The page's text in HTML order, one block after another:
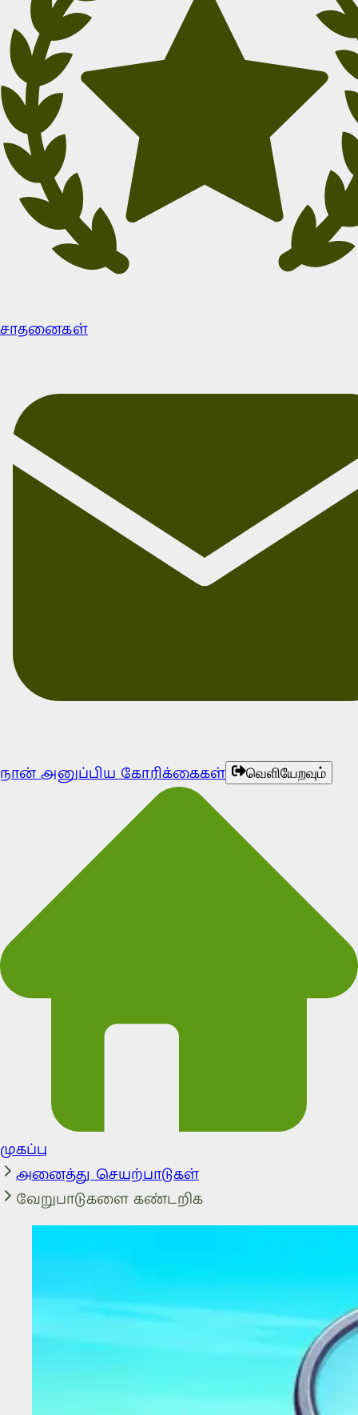
சாதனைகள்
நான் அனுப்பிய கோரிக்கைகள் வெளியேறவும்
முகப்பு
அனைத்து செயற்பாடுகள்
வேறுபாடுகளை கண்டறிக